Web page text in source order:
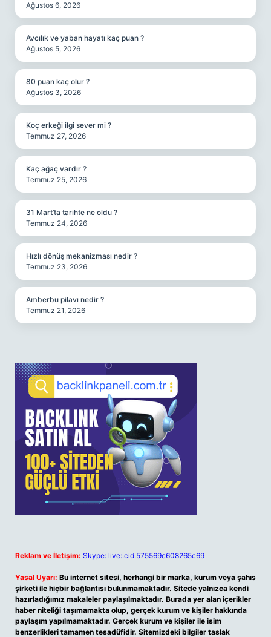
Ağustos 6, 2026
Avcılık ve yaban hayatı kaç puan ?
Ağustos 5, 2026
80 puan kaç olur ?
Ağustos 3, 2026
Koç erkeği ilgi sever mi ?
Temmuz 27, 2026
Kaç ağaç vardır ?
Temmuz 25, 2026
31 Mart’ta tarihte ne oldu ?
Temmuz 24, 2026
Hızlı dönüş mekanizması nedir ?
Temmuz 23, 2026
Amberbu pilavı nedir ?
Temmuz 21, 2026
Reklam ve İletişim: Skype: live:.cid.575569c608265c69
Yasal Uyarı: Bu internet sitesi, herhangi bir marka, kurum veya şahıs
şirketi ile hiçbir bağlantısı bulunmamaktadır. Sitede yalnızca kendi
hazırladığımız makaleler paylaşılmaktadır. Burada yer alan içerikler
haber niteliği taşımamakta olup, gerçek kurum ve kişiler hakkında
paylaşım yapılmamaktadır. Gerçek kurum ve kişiler ile isim
benzerlikleri tamamen tesadüfidir. Sitemizdeki bilgiler taslak